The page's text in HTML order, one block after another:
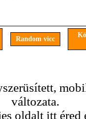
Random vicc
változata.
oldalt itt éred